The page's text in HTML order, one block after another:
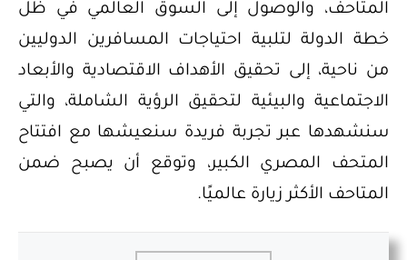
المتاحف، والوصول إلى السوق العالمي في ظل
خطة الدولة لتلبية احتياجات المسافرين الدوليين
من ناحية، إلى تحقيق الأهداف الاقتصادية والأبعاد
الاجتماعية والبيئية لتحقيق الرؤية الشاملة، والتي
سنشهدها عبر تجربة فريدة سنعيشها مع افتتاح
المتحف المصري الكبير، وتوقع أن يصبح ضمن
المتاحف الأكثر زيارة عالميًا.